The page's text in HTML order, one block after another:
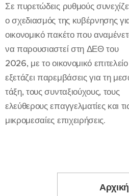
Σε πυρετώδεις ρυθμούς
ο σχεδιασμός της κυβέρνησης
οικονομικό πακέτο που
να παρουσιαστεί στη ΔΕΘ του
2026, με το οικονομικό
εξετάζει παρεμβάσεις για τη
τάξη, τους συνταξιούχους, τους
ελεύθερους επαγγελματίες και
μικρομεσαίες επιχειρήσεις.
Αρχική